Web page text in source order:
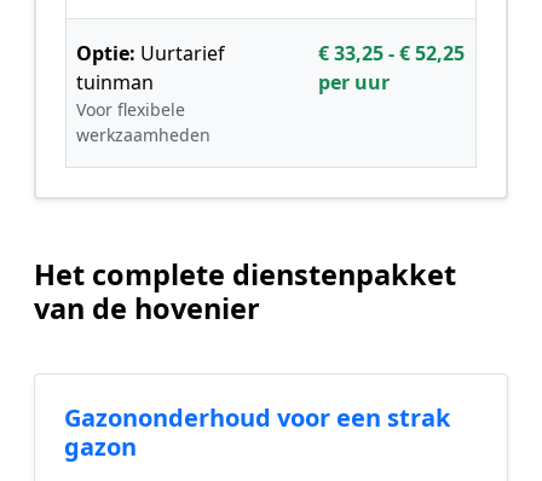
Optie: Uurtarief
tuinman
Voor flexibele
werkzaamheden
€ 33,25 - € 52,25
per uur
Het complete dienstenpakket
van de hovenier
Gazononderhoud voor een strak
gazon